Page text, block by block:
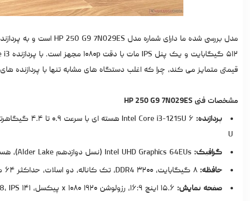
قیمتی متمایز می کند، چرا که اغلب دستگاه های مشابه تنها با پردازنده های Celeron یا Pentium عرضه می شوند.
مشخصات فنی HP 250 G9 7N029ES
پردازنده:
U
گرافیک:
حافظه:
صفحه نمایش: